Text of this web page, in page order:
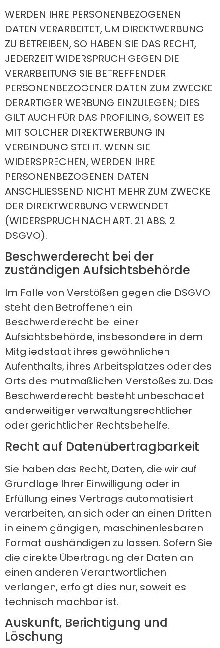
WERDEN IHRE PERSONENBEZOGENEN
DATEN VERARBEITET, UM DIREKTWERBUNG
ZU BETREIBEN, SO HABEN SIE DAS RECHT,
JEDERZEIT WIDERSPRUCH GEGEN DIE
VERARBEITUNG SIE BETREFFENDER
PERSONENBEZOGENER DATEN ZUM ZWECKE
DERARTIGER WERBUNG EINZULEGEN; DIES
GILT AUCH FÜR DAS PROFILING, SOWEIT ES
MIT SOLCHER DIREKTWERBUNG IN
VERBINDUNG STEHT. WENN SIE
WIDERSPRECHEN, WERDEN IHRE
PERSONENBEZOGENEN DATEN
ANSCHLIESSEND NICHT MEHR ZUM ZWECKE
DER DIREKTWERBUNG VERWENDET
(WIDERSPRUCH NACH ART. 21 ABS. 2
DSGVO).
Beschwerde­recht bei der
zuständigen Aufsichts­behörde
Im Falle von Verstößen gegen die DSGVO
steht den Betroffenen ein
Beschwerderecht bei einer
Aufsichtsbehörde, insbesondere in dem
Mitgliedstaat ihres gewöhnlichen
Aufenthalts, ihres Arbeitsplatzes oder des
Orts des mutmaßlichen Verstoßes zu. Das
Beschwerderecht besteht unbeschadet
anderweitiger verwaltungsrechtlicher
oder gerichtlicher Rechtsbehelfe.
Recht auf Daten­übertrag­barkeit
Sie haben das Recht, Daten, die wir auf
Grundlage Ihrer Einwilligung oder in
Erfüllung eines Vertrags automatisiert
verarbeiten, an sich oder an einen Dritten
in einem gängigen, maschinenlesbaren
Format aushändigen zu lassen. Sofern Sie
die direkte Übertragung der Daten an
einen anderen Verantwortlichen
verlangen, erfolgt dies nur, soweit es
technisch machbar ist.
Auskunft, Berichtigung und
Löschung